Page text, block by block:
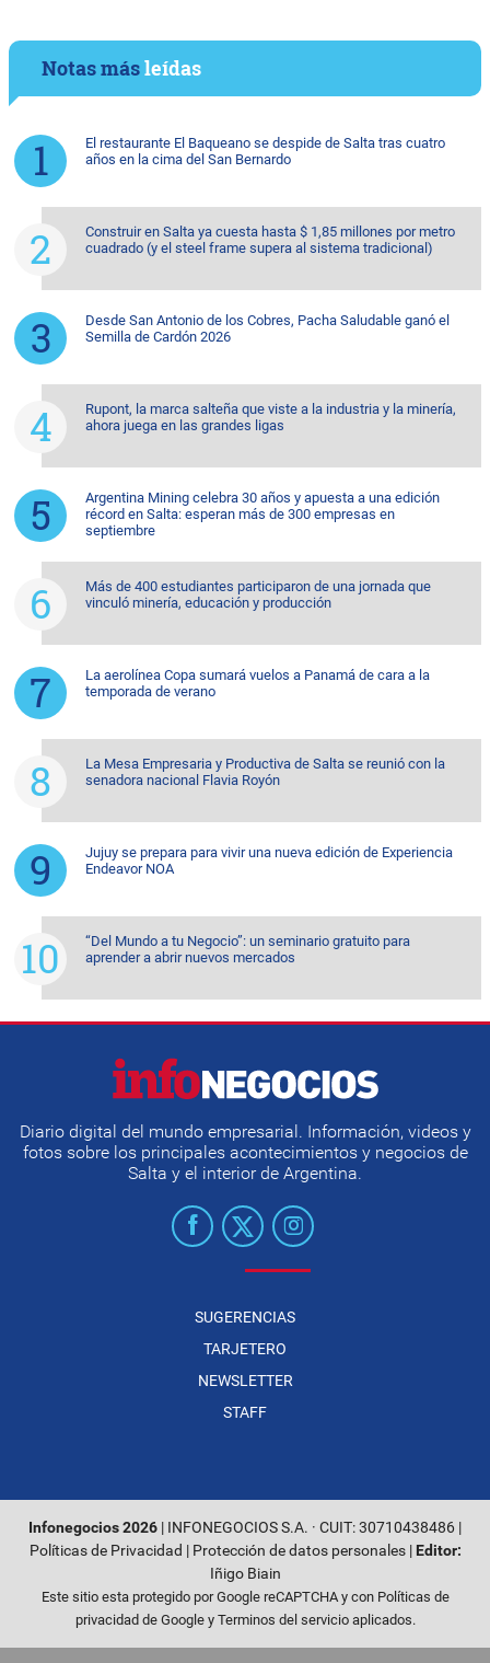
Notas másleídas
El restaurante El Baqueano se despide de Salta tras cuatro
años en la cima del San Bernardo
Construir en Salta ya cuesta hasta $ 1,85 millones por metro
cuadrado (y el steel frame supera al sistema tradicional)
Desde San Antonio de los Cobres, Pacha Saludable ganó el
Semilla de Cardón 2026
Rupont, la marca salteña que viste a la industria y la minería,
ahora juega en las grandes ligas
Argentina Mining celebra 30 años y apuesta a una edición
récord en Salta: esperan más de 300 empresas en
septiembre
Más de 400 estudiantes participaron de una jornada que
vinculó minería, educación y producción
La aerolínea Copa sumará vuelos a Panamá de cara a la
temporada de verano
La Mesa Empresaria y Productiva de Salta se reunió con la
senadora nacional Flavia Royón
Jujuy se prepara para vivir una nueva edición de Experiencia
Endeavor NOA
“Del Mundo a tu Negocio”: un seminario gratuito para
aprender a abrir nuevos mercados
Diario digital del mundo empresarial. Información, videos y
fotos sobre los principales acontecimientos y negocios de
Salta y el interior de Argentina.
SUGERENCIAS
TARJETERO
NEWSLETTER
STAFF
Infonegocios 2026 | INFONEGOCIOS S.A. · CUIT: 30710438486 |
Políticas de Privacidad | Protección de datos personales| Editor:
Iñigo Biain
Este sitio esta protegido por Google reCAPTCHA y con Políticas de
privacidad de Googley Terminos del servicioaplicados.